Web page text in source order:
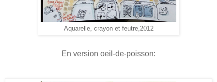
Aquarelle, crayon et feutre,2012
En version oeil-de-poisson: